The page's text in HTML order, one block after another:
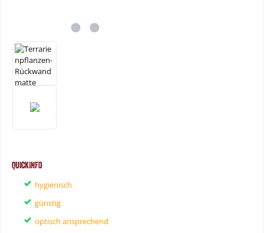
QuickInfo
hygienisch
günstig
optisch ansprechend